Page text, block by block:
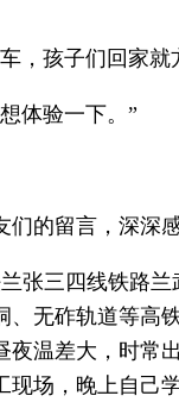
，孩子们回家就
体验一下。”
的留言，深深
张三四线铁路
、无砟轨道等高
温差大，时常
现场，晚上自己